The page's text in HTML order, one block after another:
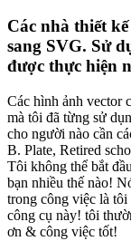
Các nhà thiết
sang SVG. Sử
được thực hiện
Các hình ảnh vector
mà tôi đã từng sử
cho người nào cần
B. Plate, Retired
Tôi không thể bắt
bạn nhiều thế nào!
trong công việc là
công cụ này! tôi
ơn & công việc tốt!